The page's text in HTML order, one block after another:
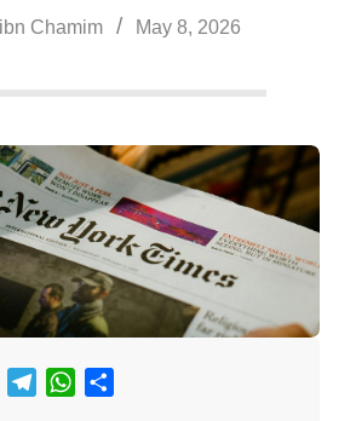
Chamim May 8, 2026
Email TelegramWhatsApp